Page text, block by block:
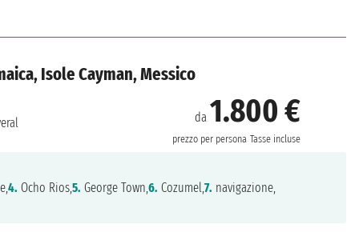
Isole Cayman, Messico
da 1.800 €
prezzo per persona Tasse incluse
4. Ocho Rios,5. George Town,6. Cozumel,7. navigazione,